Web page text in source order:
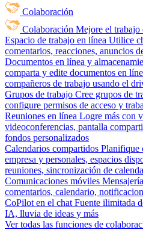
Colaboración
Colaboración Mejore el trabajo
Espacio de trabajo en línea Utilice
comentarios, reacciones, anuncios
Documentos en línea y
comparta y edite documentos en
compañeros de trabajo usando el
Grupos de trabajo Cree grupos de
configure permisos de acceso y
Reuniones en línea Logre más con
videoconferencias, pantalla
fondos personalizados
Calendarios compartidos Planifique
empresa y personales, espacios
reuniones, sincronización de
Comunicaciones móviles
comentarios, calendario,
CoPilot en el chat Fuente ilimitada
IA, lluvia de ideas y más
Ver todas las funciones de